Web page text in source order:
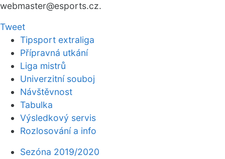
webmaster@esports.cz.
Tweet
Tipsport extraliga
Přípravná utkání
Liga mistrů
Univerzitní souboj
Návštěvnost
Tabulka
Výsledkový servis
Rozlosování a info
Sezóna 2019/2020